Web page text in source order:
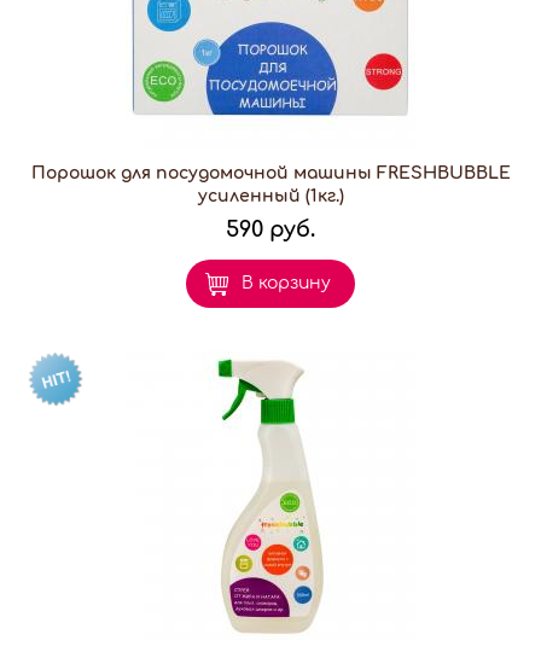
Порошок для посудомочной машины FRESHBUBBLE
усиленный (1кг.)
590 руб.
В корзину